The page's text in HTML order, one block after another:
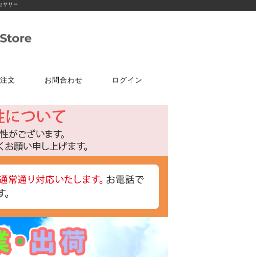
サリー
道具
ー・ハケ
ー
道具類
蓄光・フェルトテープ
ープ・ゴムバンド
サブパーツ
スブラケット
ル脚
ード用アンカー
かんたんあんしん珪藻土
フロア
シート
特選商品
アルコールチェッカー
特注アミド
文
でのご注文はこちら
お問合わせ
お問合せは
から友達追加
ログイン